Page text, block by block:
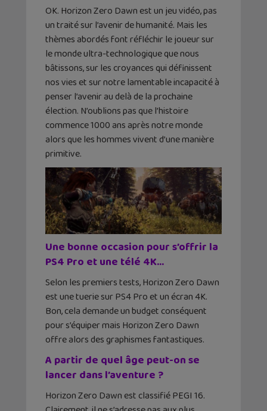
OK. Horizon Zero Dawn est un jeu vidéo, pas
un traité sur l’avenir de humanité. Mais les
thèmes abordés font réfléchir le joueur sur
le monde ultra-technologique que nous
bâtissons, sur les croyances qui définissent
nos vies et sur notre lamentable incapacité à
penser l’avenir au delà de la prochaine
élection. N’oublions pas que l’histoire
commence 1000 ans après notre monde
alors que les hommes vivent d’une manière
primitive.
Une bonne occasion pour s’offrir la
PS4 Pro et une télé 4K…
Selon les premiers tests, Horizon Zero Dawn
est une tuerie sur PS4 Pro et un écran 4K.
Bon, cela demande un budget conséquent
pour s’équiper mais Horizon Zero Dawn
offre alors des graphismes fantastiques.
A partir de quel âge peut-on se
lancer dans l’aventure ?
Horizon Zero Dawn est classifié PEGI 16.